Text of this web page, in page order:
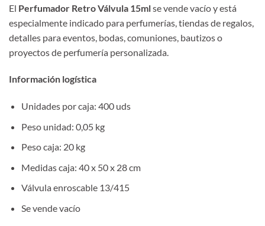
El Perfumador Retro Válvula 15mlse vende vacío y está
especialmente indicado para perfumerías, tiendas de regalos,
detalles para eventos, bodas, comuniones, bautizos o
proyectos de perfumería personalizada.
Información logística
Unidades por caja: 400 uds
Peso unidad: 0,05 kg
Peso caja: 20 kg
Medidas caja: 40 x 50 x 28 cm
Válvula enroscable 13/415
Se vende vacío